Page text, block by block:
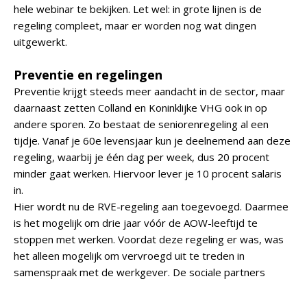
hele webinar te bekijken. Let wel: in grote lijnen is de
regeling compleet, maar er worden nog wat dingen
uitgewerkt.
Preventie en regelingen
Preventie krijgt steeds meer aandacht in de sector, maar
daarnaast zetten Colland en Koninklijke VHG ook in op
andere sporen. Zo bestaat de seniorenregeling al een
tijdje. Vanaf je 60e levensjaar kun je deelnemend aan deze
regeling, waarbij je één dag per week, dus 20 procent
minder gaat werken. Hiervoor lever je 10 procent salaris
in.
Hier wordt nu de RVE-regeling aan toegevoegd. Daarmee
is het mogelijk om drie jaar vóór de AOW-leeftijd te
stoppen met werken. Voordat deze regeling er was, was
het alleen mogelijk om vervroegd uit te treden in
samenspraak met de werkgever. De sociale partners